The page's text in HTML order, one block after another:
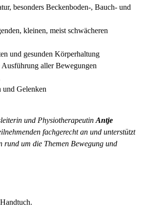
besonders Beckenboden-, Bauch- und
kleinen, meist schwächeren
und gesunden Körperhaltung
aller Bewegungen
und Gelenken
und Physiotherapeutin Antje
fachgerecht an und unterstützt
rund um die Themen Bewegung und